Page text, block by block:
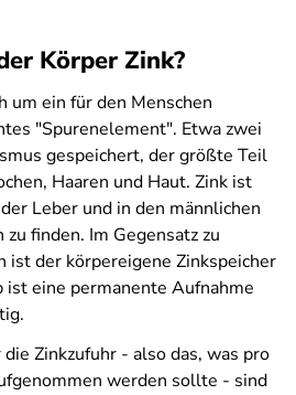
Körper Zink?
um ein für den Menschen
"Spurenelement". Etwa zwei
gespeichert, der größte Teil
Haaren und Haut. Zink ist
Leber und in den männlichen
finden. Im Gegensatz zu
ist der körpereigene Zinkspeicher
eine permanente Aufnahme
die Zinkzufuhr - also das, was pro
werden sollte - sind